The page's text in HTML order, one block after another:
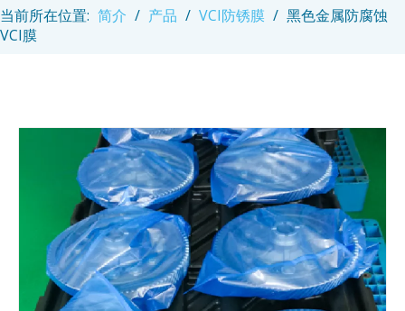
当前所在位置: 简介 / 产品 / VCI防锈膜 / 黑色金属防腐蚀
VCI膜